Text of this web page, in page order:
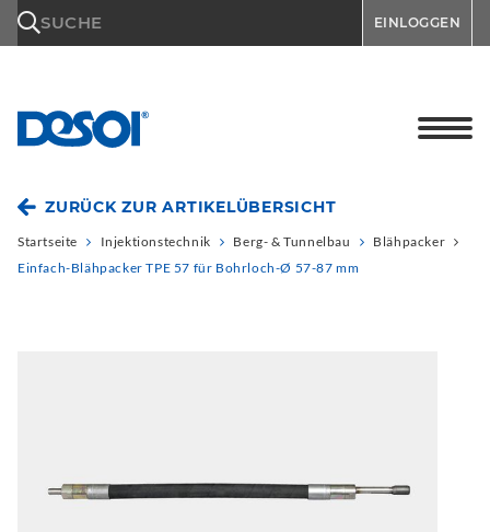
SUCHE EINLOGGEN
ZURÜCK ZUR ARTIKELÜBERSICHT
Startseite Injektionstechnik Berg- & Tunnelbau
Blähpacker
Einfach-Blähpacker TPE 57 für Bohrloch-Ø 57-87 mm